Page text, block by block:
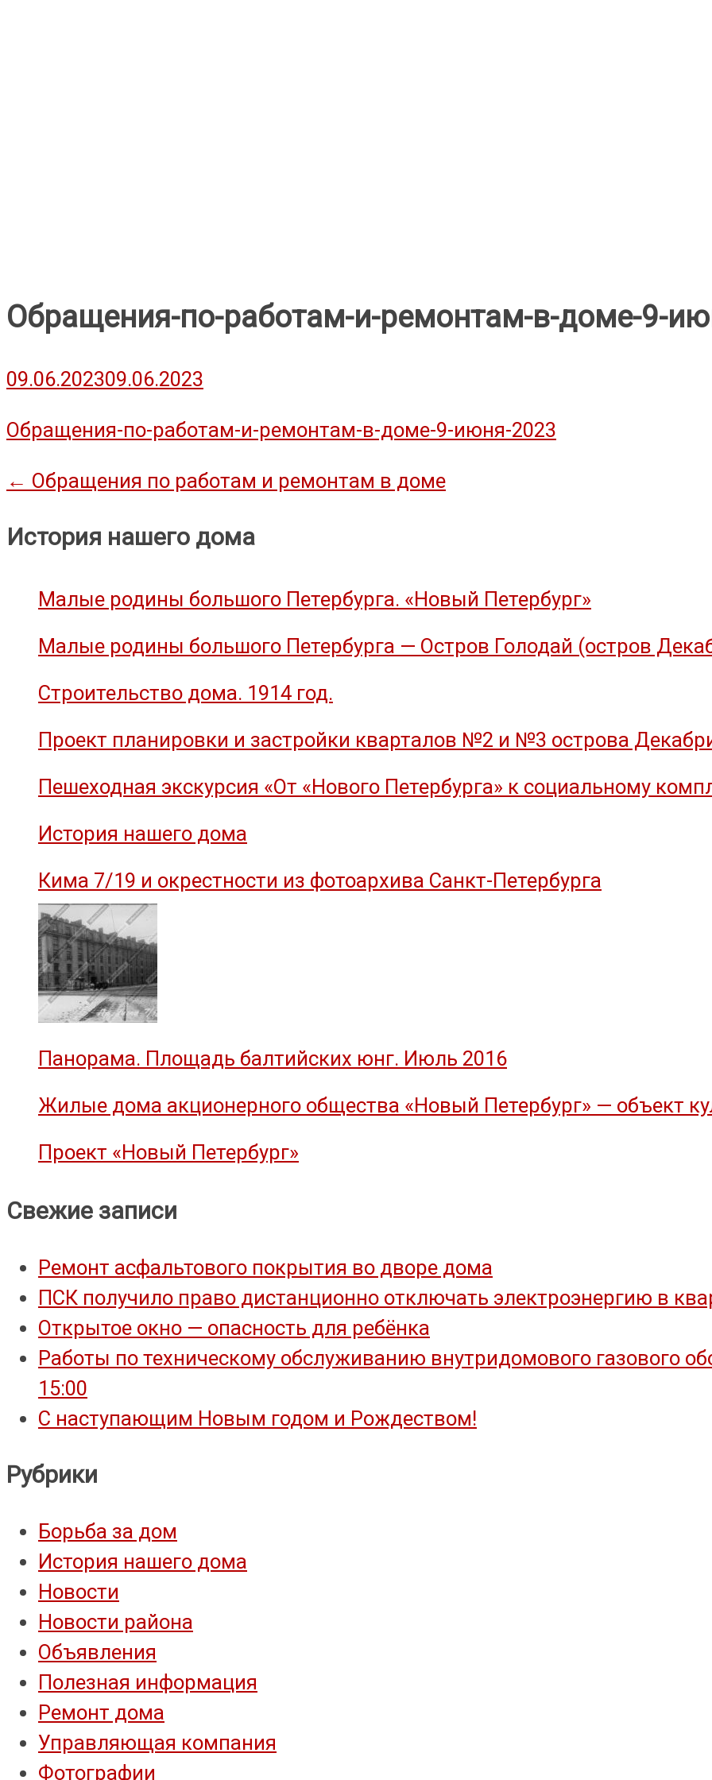
Обращения-по-работам-и-ремонтам-в-доме-9-
09.06.202309.06.2023
Обращения-по-работам-и-ремонтам-в-доме-9-июня-2023
Навигация
записям
← Обращения по работам и ремонтам в доме
История нашего дома
Малые родины большого Петербурга. «Новый Петербург»
Малые родины большого Петербурга — Остров Голодай (остров
Строительство дома. 1914 год.
Проект планировки и застройки кварталов №2 и №3 острова
Пешеходная экскурсия «От «Нового Петербурга» к социальному
История нашего дома
Кима 7/19 и окрестности из фотоархива Санкт-Петербурга
Панорама. Площадь балтийских юнг. Июль 2016
Жилые дома акционерного общества «Новый Петербург» — объект
Проект «Новый Петербург»
Свежие записи
Ремонт асфальтового покрытия во дворе дома
ПСК получило право дистанционно отключать электроэнергию в
Открытое окно — опасность для ребёнка
Работы по техническому обслуживанию внутридомового газового
15:00
С наступающим Новым годом и Рождеством!
Рубрики
Борьба за дом
История нашего дома
Новости
Новости района
Объявления
Полезная информация
Ремонт дома
Управляющая компания
Фотографии